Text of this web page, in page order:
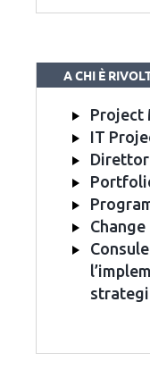
A CHI È
Project
IT